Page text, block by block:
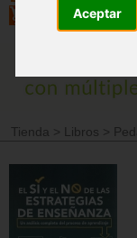
Aceptar
Tienda > Libros >